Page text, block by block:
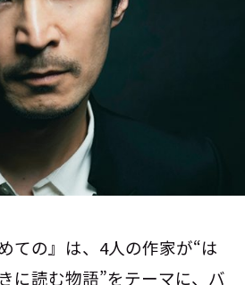
ての』は、4人の作家が“は
に読む物語”をテーマに、バ